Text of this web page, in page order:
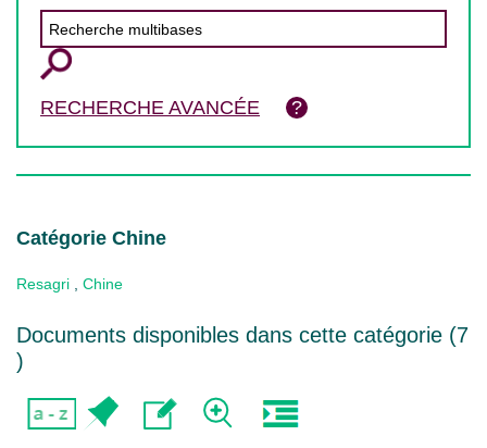
RECHERCHE AVANCÉE
Catégorie Chine
Resagri Chine
Documents disponibles dans cette catégorie (7
)